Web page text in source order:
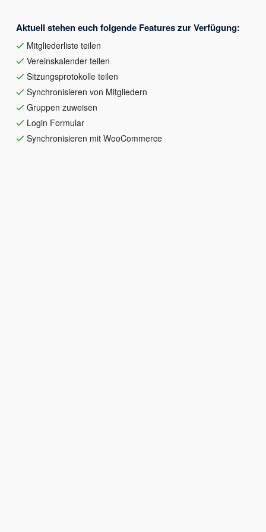
Aktuell stehen euch folgende Features zur Verfügung:
Mitgliederliste teilen
Vereinskalender teilen
Sitzungsprotokolle teilen
Synchronisieren von Mitgliedern
Gruppen zuweisen
Login Formular
Synchronisieren mit WooCommerce